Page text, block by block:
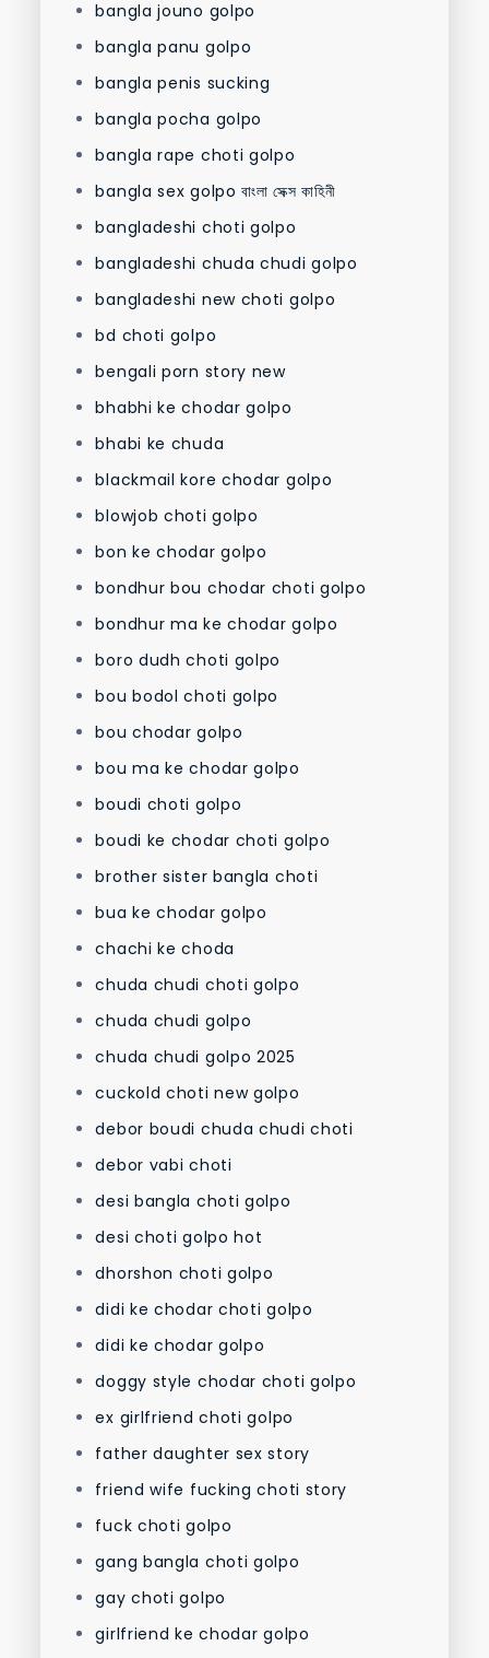
bangla jouno golpo
bangla panu golpo
bangla penis sucking
bangla pocha golpo
bangla rape choti golpo
bangla sex golpo বাংলা সেক্স কাহিনী
bangladeshi choti golpo
bangladeshi chuda chudi golpo
bangladeshi new choti golpo
bd choti golpo
bengali porn story new
bhabhi ke chodar golpo
bhabi ke chuda
blackmail kore chodar golpo
blowjob choti golpo
bon ke chodar golpo
bondhur bou chodar choti golpo
bondhur ma ke chodar golpo
boro dudh choti golpo
bou bodol choti golpo
bou chodar golpo
bou ma ke chodar golpo
boudi choti golpo
boudi ke chodar choti golpo
brother sister bangla choti
bua ke chodar golpo
chachi ke choda
chuda chudi choti golpo
chuda chudi golpo
chuda chudi golpo 2025
cuckold choti new golpo
debor boudi chuda chudi choti
debor vabi choti
desi bangla choti golpo
desi choti golpo hot
dhorshon choti golpo
didi ke chodar choti golpo
didi ke chodar golpo
doggy style chodar choti golpo
ex girlfriend choti golpo
father daughter sex story
friend wife fucking choti story
fuck choti golpo
gang bangla choti golpo
gay choti golpo
girlfriend ke chodar golpo